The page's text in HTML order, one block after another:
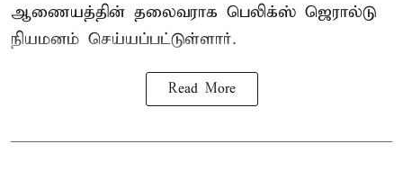
ஆணையத்தின் தலைவராக பெலிக்ஸ் ஜெரால்டு
நியமனம் செய்யப்பட்டுள்ளார்.
Read More